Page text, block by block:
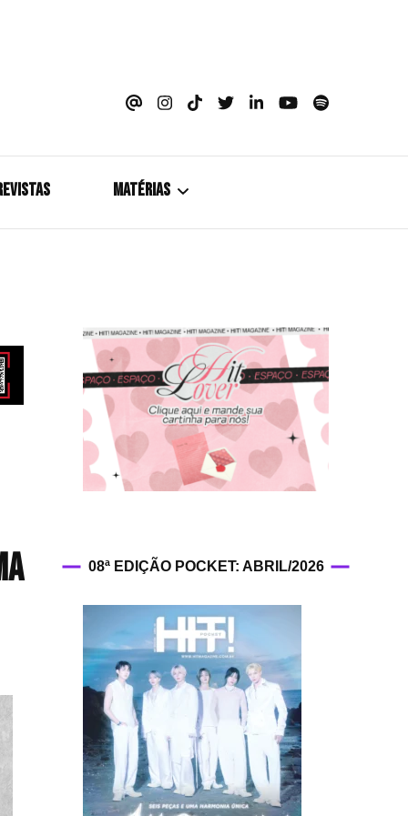
MATÉRIAS
Coletiva de Imprensa
Drama? HIT!
HIT!Fashion
HIT!Filmes
HIT!Hop
HIT!Leituras
HIT!Diary
HIT!Lyrics
HIT!Politics
08ª EDIÇÃO POCKET: ABRIL/2026